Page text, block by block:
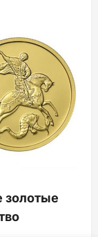
золотые